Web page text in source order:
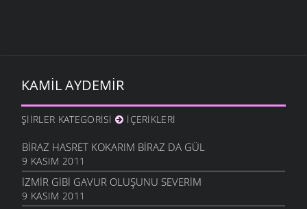
KAMIL AYDEMIR
ŞIIRLER KATEGORISI İÇERIKLERI
BIRAZ HASRET KOKARIM BIRAZ DA GÜL
9 KASIM 2011
İZMIR GIBI GAVUR OLUŞUNU SEVERIM
9 KASIM 2011